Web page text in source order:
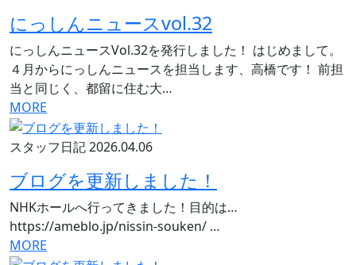
にっしんニュースvol.32
にっしんニュースVol.32を発行しました！ はじめまして。
４月からにっしんニュースを担当します、高橋です！ 前担
当と同じく、都留に住む大…
MORE
スタッフ日記2026.04.06
ブログを更新しました！
NHKホールへ行ってきました！目的は…
https://ameblo.jp/nissin-souken/ …
MORE